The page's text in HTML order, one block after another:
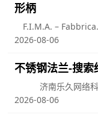
形柄
F.I.M.A. –
2026-08-06
不锈钢法兰-搜
济南乐久网络科
2026-08-06